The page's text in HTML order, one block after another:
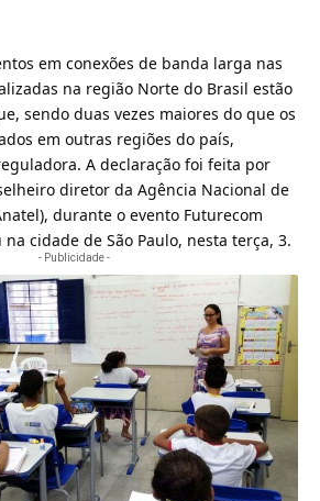
em conexões de banda larga nas
na região Norte do Brasil estão
sendo duas vezes maiores do que os
em outras regiões do país,
A declaração foi feita por
diretor da Agência Nacional de
durante o evento Futurecom
cidade de São Paulo, nesta terça, 3.
- Publicidade -